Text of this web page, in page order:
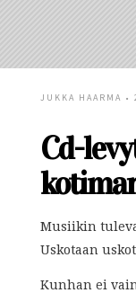
JUKKA HAARMA •
Cd-
Musiikin
Uskotaan
Kunhan ei